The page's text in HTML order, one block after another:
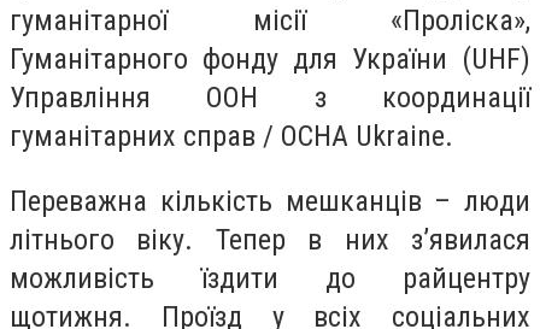
гуманітарної місії «Проліска»,
Гуманітарного фонду для України (UHF)
Управління ООН з координації
гуманітарних справ / OCHA Ukraine.
Переважна кількість мешканців – люди
літнього віку. Тепер в них з’явилася
можливість їздити до райцентру
щотижня. Проїзд у всіх соціальних